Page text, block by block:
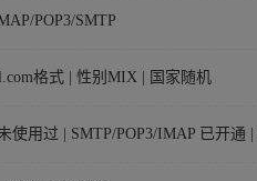
POP3/SMTP
格式 | 性别MIX | 国家随机
使用过 | SMTP/POP3/IMAP 已开通